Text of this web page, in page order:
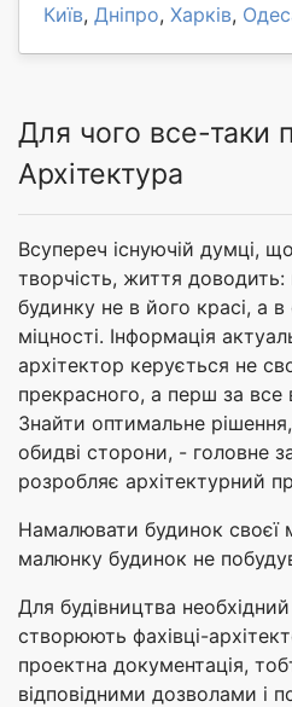
Київ, Дніпро, Харків,
Для чого все-таки
Архітектура
Всупереч існуючій думці,
творчість, життя доводить:
будинку не в його красі, а в
міцності. Інформація
архітектор керується не
прекрасного, а перш за
Знайти оптимальне
обидві сторони, - головне
розробляє архітектурний
Намалювати будинок своєї
малюнку будинок не
Для будівництва
створюють фахівці-
проектна документація,
відповідними дозволами і